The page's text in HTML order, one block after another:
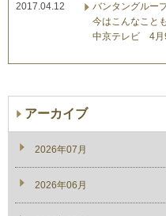
2017.04.12
バンタングルー
今はこんなこと
中京テレビ 4月
アーカイブ
2026年07月
2026年06月